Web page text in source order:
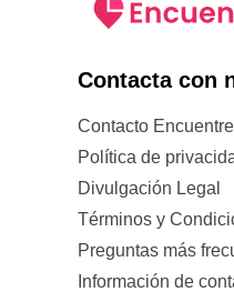
Contacta con
Contacto
Política de
Divulgación Legal
Términos y
Preguntas más
Información de